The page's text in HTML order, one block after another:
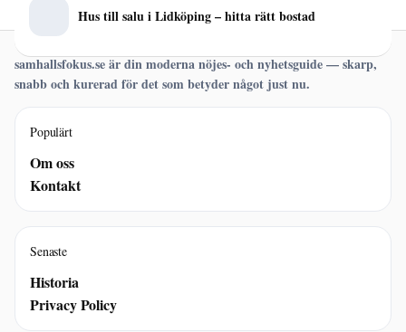
Hus till salu i Lidköping – hitta rätt bostad
samhallsfokus.se är din moderna nöjes- och nyhetsguide — skarp,
snabb och kurerad för det som betyder något just nu.
Populärt
Om oss
Kontakt
Senaste
Historia
Privacy Policy